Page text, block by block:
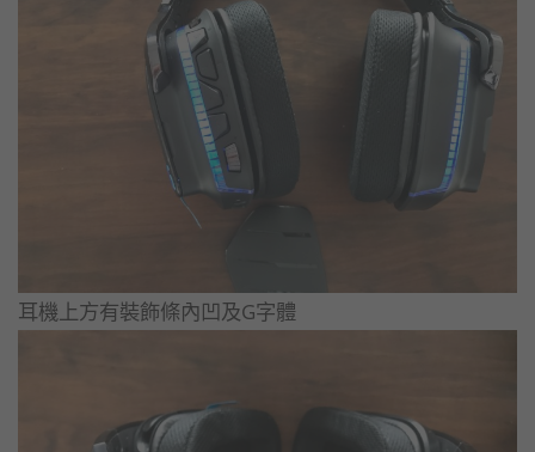
耳機上方有裝飾條內凹及G字體